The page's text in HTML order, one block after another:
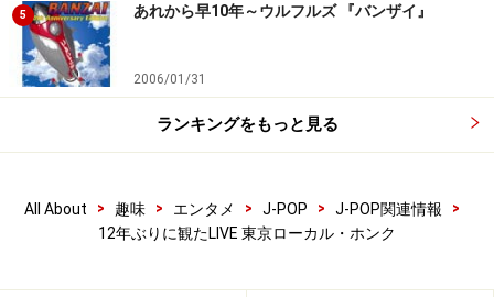
5 あれから早10年～ウルフルズ 『バンザイ』
2006/01/31
ランキングをもっと見る
All About > 趣味 > エンタメ > J-POP > J-POP関連情報
>
12年ぶりに観たLIVE 東京ローカル・ホンク